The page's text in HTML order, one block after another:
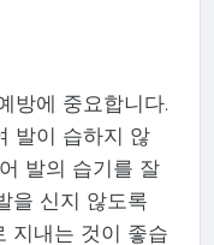
방에 중요합니다.
발이 습하지 않
발의 습기를 잘
을 신지 않도록
지내는 것이 좋습